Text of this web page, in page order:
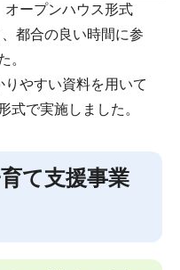
ープンハウス形式
都合の良い時間に参
。
やすい資料を用いて
式で実施しました。
て支援事業